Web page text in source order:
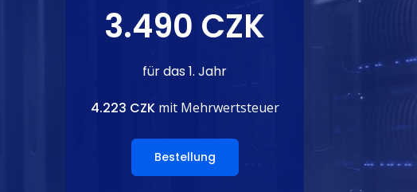
3.490 CZK
für das 1. Jahr
4.223 CZKmit Mehrwertsteuer
Bestellung